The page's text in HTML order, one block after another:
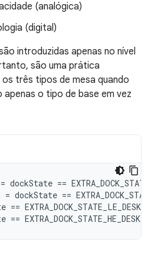
(analógica)
(digital)
introduzidas apenas no nível
são uma prática
três tipos de mesa quando
o tipo de base em vez
= dockState ==
= dockState ==
== EXTRA_DOCK_STATE_LE_DESK
== EXTRA_DOCK_STATE_HE_DESK